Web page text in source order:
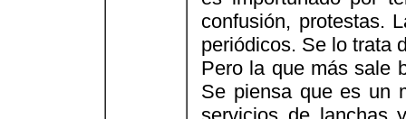
confusión, protestas.
periódicos. Se lo trata
Pero la que más sale
Se piensa que es un